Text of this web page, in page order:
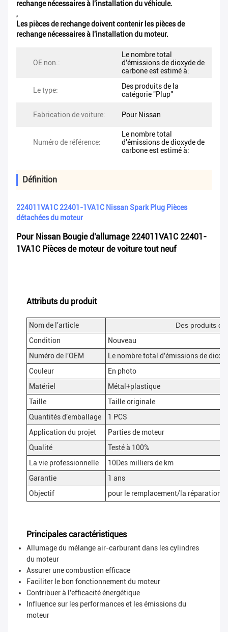
rechange nécessaires à l'installation du véhicule.
,
Les pièces de rechange doivent contenir les pièces de
rechange nécessaires à l'installation du moteur.
OE non.:
Le nombre total
d'émissions de dioxyde de
carbone est estimé à:
Le type:
Des produits de la
catégorie "Plup"
Fabrication de voiture: Pour Nissan
Numéro de référence:
Le nombre total
d'émissions de dioxyde de
carbone est estimé à:
Définition
224011VA1C 22401-1VA1C Nissan Spark Plug Pièces
détachées du moteur
Pour Nissan Bougie d'allumage 224011VA1C 22401-
1VA1C Pièces de moteur de voiture tout neuf
Attributs du produit
Nom de l'article
Des produits
Condition
Nouveau
Numéro de l'OEM
Le nombre total d'émissions de
Couleur
En photo
Matériel
Métal+plastique
Taille
Taille originale
Quantités d'emballage
1 PCS
Application du projet
Parties de moteur
Qualité
Testé à 100%
La vie professionnelle
10Des milliers de km
Garantie
1 ans
Objectif
pour le remplacement/la
Principales caractéristiques
Allumage du mélange air-carburant dans les cylindres
du moteur
Assurer une combustion efficace
Faciliter le bon fonctionnement du moteur
Contribuer à l'efficacité énergétique
Influence sur les performances et les émissions du
moteur